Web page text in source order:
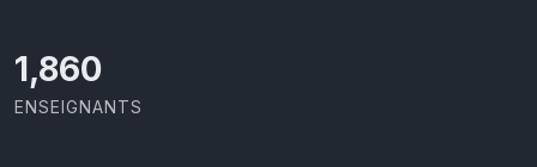
2,029
ENSEIGNANTS